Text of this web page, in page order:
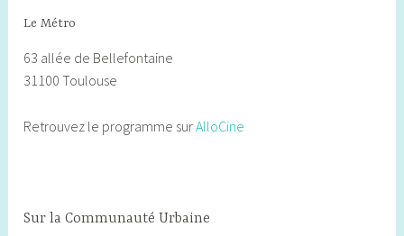
Le Métro
63 allée de Bellefontaine
31100 Toulouse
Retrouvez le programme surAlloCine
Sur la Communauté Urbaine